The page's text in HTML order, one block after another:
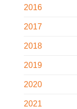
2016
2017
2018
2019
2020
2021